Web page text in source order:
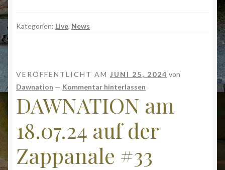
Kategorien: Live, News
VERÖFFENTLICHT AM JUNI 25, 2024 von
Dawnation — Kommentar hinterlassen
DAWNATION am
18.07.24 auf der
Zappanale #33